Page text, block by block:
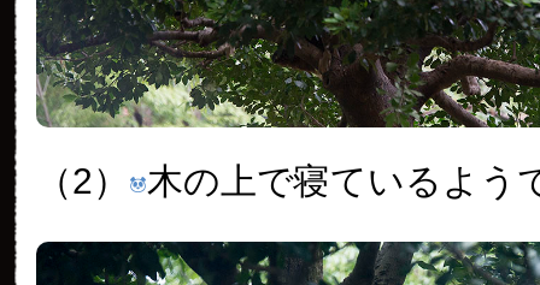
（2） 木の上で寝ているよう